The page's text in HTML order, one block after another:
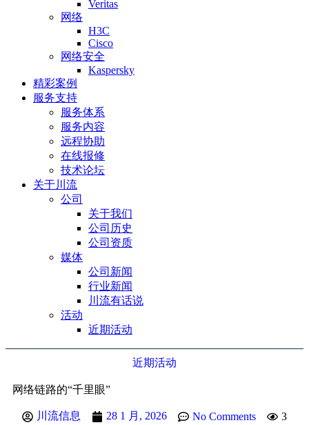
Veritas
网络
H3C
Cisco
网络安全
Kaspersky
精彩案例
服务支持
服务体系
服务内容
远程协助
在线报修
技术论坛
关于川流
公司
关于我们
公司历史
公司资质
媒体
公司新闻
行业新闻
川流有话说
活动
近期活动
近期活动
网络链路的“千里眼”
川流信息 28 1 月, 2026 No Comments 3